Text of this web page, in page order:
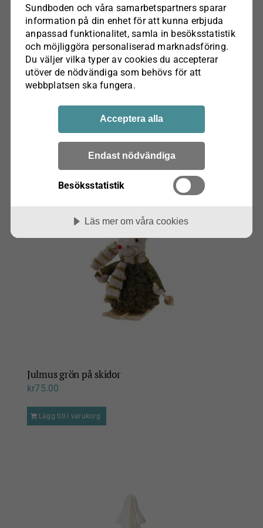
Tygband Hjärtmönstrat Green Gate
kr89.00
Lägg till i varukorg
Julmus grön på skidor
kr75.00
Lägg till i varukorg
Sundboden och våra samarbets­partners sparar
information på din enhet för att kunna erbjuda
anpassad funktionalitet, samla in besöks­statistik
och möjliggöra personaliserad marknads­föring.
Du väljer vilka typer av cookies du accepterar
utöver de nödvändiga som behövs för att
webbplatsen ska fungera.
Acceptera alla
Endast nödvändiga
Besöksstatistik
Läs mer om våra cookies